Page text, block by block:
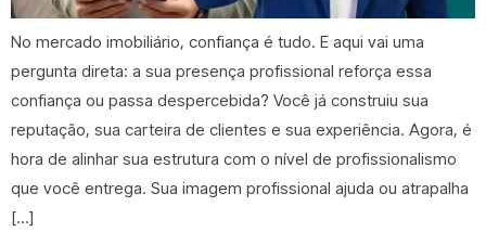
No mercado imobiliário, confiança é tudo. E aqui vai uma
pergunta direta: a sua presença profissional reforça essa
confiança ou passa despercebida? Você já construiu sua
reputação, sua carteira de clientes e sua experiência. Agora, é
hora de alinhar sua estrutura com o nível de profissionalismo
que você entrega. Sua imagem profissional ajuda ou atrapalha
[…]